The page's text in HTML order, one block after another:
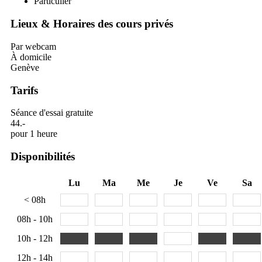
Lieux & Horaires des cours privés
Par webcam
À domicile
Genève
Tarifs
Séance d'essai gratuite
44.-
pour 1 heure
Disponibilités
Lu Ma Me Je Ve
Sa
< 08h
08h - 10h
10h - 12h
12h - 14h